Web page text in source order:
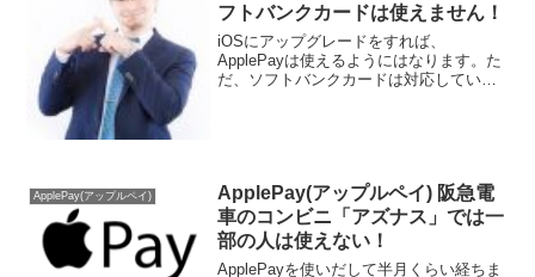
フトバンクカードは使えません！
iOSにアップグレードをすれば、
ApplePayは使えるようにはなります。た
だ、ソフトバンクカードは対応していま
ApplePay(アップルペイ)
ApplePay(アップルペイ) 阪急電
車のコンビニ「アズナス」では一
部の人は使えない！
ApplePayを使いだして半月くらい経ちま